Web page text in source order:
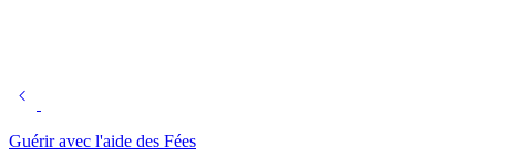
Guérir avec l'aide des Fées